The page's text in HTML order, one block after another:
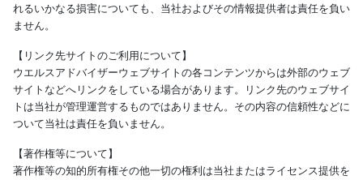
れるいかなる損害についても、当社およびその情報提供者は責任を負い
ません。
【リンク先サイトのご利用について】
ウエルスアドバイザーウェブサイトの各コンテンツからは外部のウェブ
サイトなどへリンクをしている場合があります。リンク先のウェブサイ
トは当社が管理運営するものではありません。その内容の信頼性などに
ついて当社は責任を負いません。
【著作権等について】
著作権等の知的所有権その他一切の権利は当社またはライセンス提供を